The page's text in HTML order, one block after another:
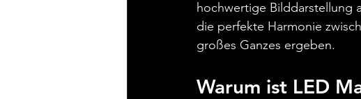
hochwertige Bilddarstellung
die perfekte Harmonie
großes Ganzes ergeben.
Warum ist LED